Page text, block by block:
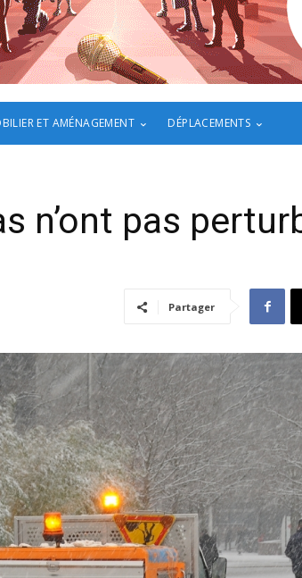
ET AMÉNAGEMENT DÉPLACEMENTS
n’ont pas
Partager